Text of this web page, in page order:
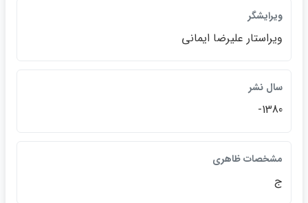
ويرايشگر
ويراستار عليرضا ايماني
سال نشر
1380-
مشخصات ظاهري
ج